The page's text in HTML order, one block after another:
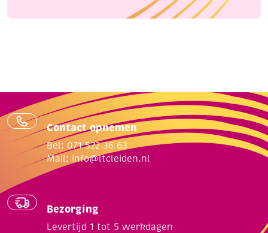
Contact opnemen
Bel: 071 522 36 63
Mail: info@ltcleiden.nl
Bezorging
Levertijd 1 tot 5 werkdagen